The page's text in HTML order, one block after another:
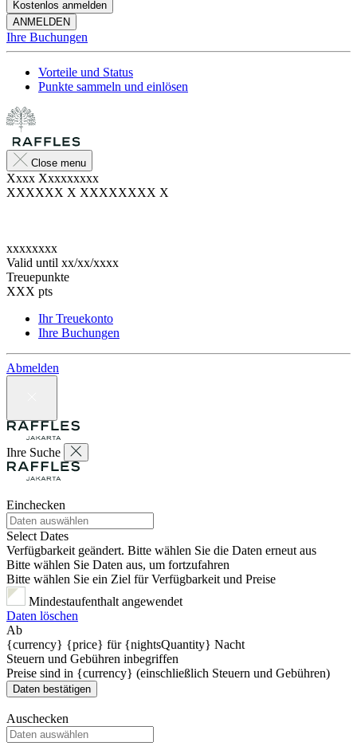
Kostenlos anmelden
ANMELDEN
Ihre Buchungen
Vorteile und Status
Punkte sammeln und einlösen
Close menu
Xxxx Xxxxxxxxx
XXXXXX X XXXXXXXX X
xxxxxxxx
Valid until xx/xx/xxxx
Treuepunkte
XXX pts
Ihr Treuekonto
Ihre Buchungen
Abmelden
Ihre Suche
Einchecken
Select Dates
Verfügbarkeit geändert. Bitte wählen Sie die Daten erneut aus
Bitte wählen Sie Daten aus, um fortzufahren
Bitte wählen Sie ein Ziel für Verfügbarkeit und Preise
Mindestaufenthalt angewendet
Daten löschen
Ab
{currency} {price} für {nightsQuantity} Nacht
Steuern und Gebühren inbegriffen
Preise sind in {currency} (einschließlich Steuern und Gebühren)
Daten bestätigen
Auschecken